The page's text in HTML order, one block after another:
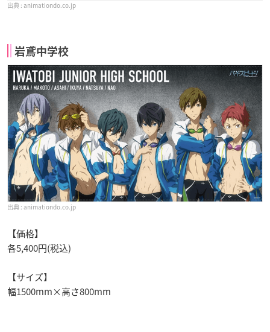
animationdo.co.jp
岩鳶中学校
animationdo.co.jp
【価格】
各5,400円(税込)
【サイズ】
幅1500mm×高さ800mm